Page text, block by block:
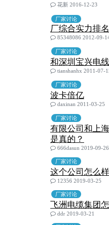
花新 2016-12-23
厂家讨论
厂综合实力排名
85348086 2012-09-
厂家讨论
和深圳宝兴电
tianshanhx 2011-07-
厂家讨论
波卡倍亿
daxinan 2011-03-25
厂家讨论
有限公司和上
是真的？
666dasun 2019-09-26
厂家讨论
这个公司怎么
12356 2019-03-25
厂家讨论
飞洲电缆集团
ddr 2019-03-21